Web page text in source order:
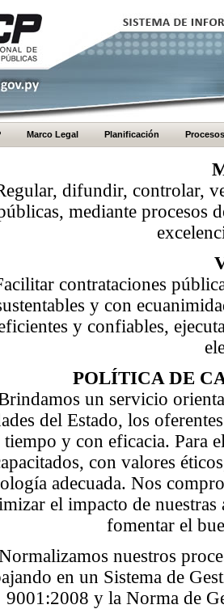
Marco Legal Planificación Procesos
difundir, controlar,
mediante procesos
contrataciones
y con
y confiables,
POLÍTICA DE
un servicio
del Estado, los
tiempo y con eficacia. Para
con valores
adecuada. Nos
el impacto de
fomentar el
nuestros
en un Sistema de
9001:2008 y la Norma de